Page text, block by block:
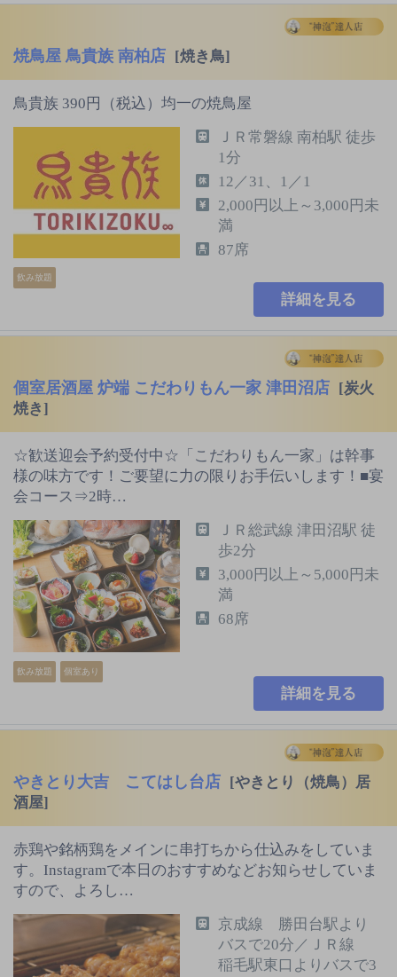
焼鳥屋 鳥貴族 南柏店 [焼き鳥]
鳥貴族 390円（税込）均一の焼鳥屋
飲み放題
ＪＲ常磐線 南柏駅 徒歩
1分
12／31、1／1
2,000円以上～3,000円未
満
87席
詳細を見る
個室居酒屋 炉端 こだわりもん一家 津田沼店
[炭火
焼き]
☆歓送迎会予約受付中☆「こだわりもん一家」は幹事
様の味方です！ご要望に力の限りお手伝いします！■宴
会コース⇒2時…
飲み放題 個室あり
ＪＲ総武線 津田沼駅 徒
歩2分
3,000円以上～5,000円未
満
68席
詳細を見る
やきとり大吉 こてはし台店 [やきとり（焼鳥）居
酒屋]
赤鶏や銘柄鶏をメインに串打ちから仕込みをしていま
す。Instagramで本日のおすすめなどお知らせしていま
すので、よろし…
京成線 勝田台駅より
バスで20分／ＪＲ線
稲毛駅東口よりバスで3